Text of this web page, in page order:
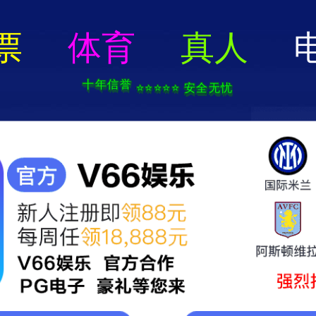
关于我们 服务项目 技术支持 轮毂电镀加工中心 新闻中心 联